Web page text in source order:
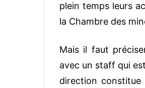
plein temps leurs
la Chambre des
Mais il faut
avec un staff qui
direction constitue